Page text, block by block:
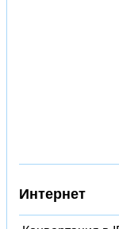
Интернет